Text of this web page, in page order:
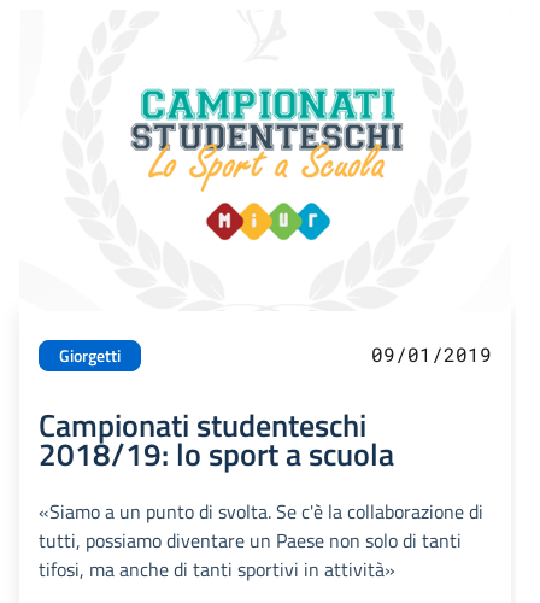
Giorgetti 09/01/2019
Campionati studenteschi
2018/19: lo sport a scuola
«Siamo a un punto di svolta. Se c'è la collaborazione di
tutti, possiamo diventare un Paese non solo di tanti
tifosi, ma anche di tanti sportivi in attività»